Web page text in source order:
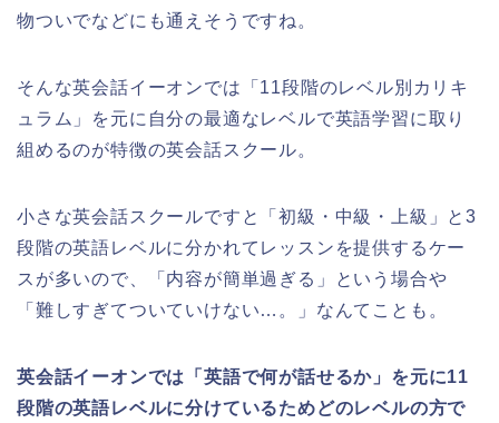
物ついでなどにも通えそうですね。
そんな英会話イーオンでは「11段階のレベル別カリキ
ュラム」を元に自分の最適なレベルで英語学習に取り
組めるのが特徴の英会話スクール。
小さな英会話スクールですと「初級・中級・上級」と3
段階の英語レベルに分かれてレッスンを提供するケー
スが多いので、「内容が簡単過ぎる」という場合や
「難しすぎてついていけない…。」なんてことも。
英会話イーオンでは「英語で何が話せるか」を元に11
段階の英語レベルに分けているためどのレベルの方で